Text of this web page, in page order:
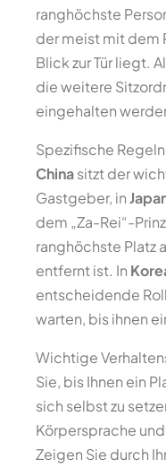
ranghöchste
der meist mit dem
Blick zur Tür liegt.
die weitere
eingehalten
Spezifische
Chinasitzt der
Gastgeber, in
dem „Za-Rei“-
ranghöchste Platz
entfernt ist. In
entscheidende
warten, bis ihnen
Wichtige
Sie, bis Ihnen ein
sich selbst zu
Körpersprache
Zeigen Sie durch